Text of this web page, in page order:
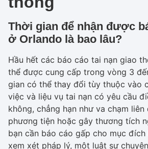
Thời gian để nhận được
ở Orlando là bao lâu?
Hầu hết các báo cáo tai nạn giao
thể được cung cấp trong vòng 3
gian có thể thay đổi tùy thuộc vào
việc và liệu vụ tai nạn có yêu cầu
không, chẳng hạn như va chạm liên
phương tiện hoặc gây thương tích
bạn cần báo cáo gấp cho mục đích
xem xét pháp lý, một luật sư